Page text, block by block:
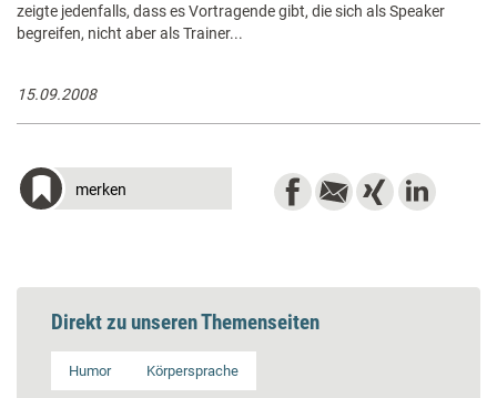
zeigte jedenfalls, dass es Vortragende gibt, die sich als Speaker
begreifen, nicht aber als Trainer...
15.09.2008
merken
Direkt zu unseren Themenseiten
Humor Körpersprache